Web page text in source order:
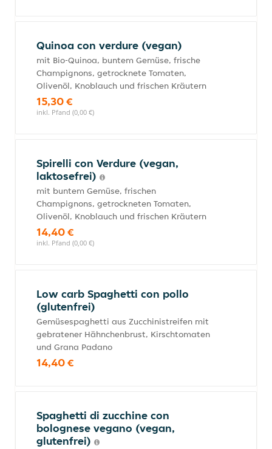
Quinoa con verdure (vegan)
mit Bio-Quinoa, buntem Gemüse, frische
Champignons, getrocknete Tomaten,
Olivenöl, Knoblauch und frischen Kräutern
15,30 €
inkl. Pfand (0,00 €)
Spirelli con Verdure (vegan,
laktosefrei)
mit buntem Gemüse, frischen
Champignons, getrockneten Tomaten,
Olivenöl, Knoblauch und frischen Kräutern
14,40 €
inkl. Pfand (0,00 €)
Low carb Spaghetti con pollo
(glutenfrei)
Gemüsespaghetti aus Zucchinistreifen mit
gebratener Hähnchenbrust, Kirschtomaten
und Grana Padano
14,40 €
Spaghetti di zucchine con
bolognese vegano (vegan,
glutenfrei)